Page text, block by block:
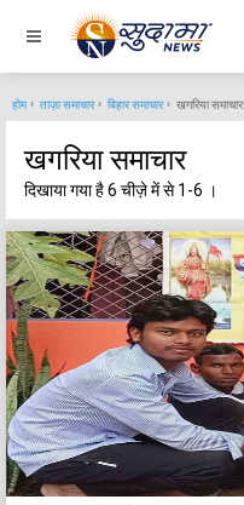
होम ताज़ा समाचार बिहार समाचार खगरिया समाचार
खगरिया समाचार
दिखाया गया है 6 चीज़े में से 1-6 ।